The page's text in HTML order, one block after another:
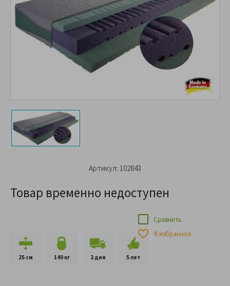
Артикул: 102843
Товар временно недоступен
Сравнить
В избранное
25 см 140 кг 2 дня 5 лет